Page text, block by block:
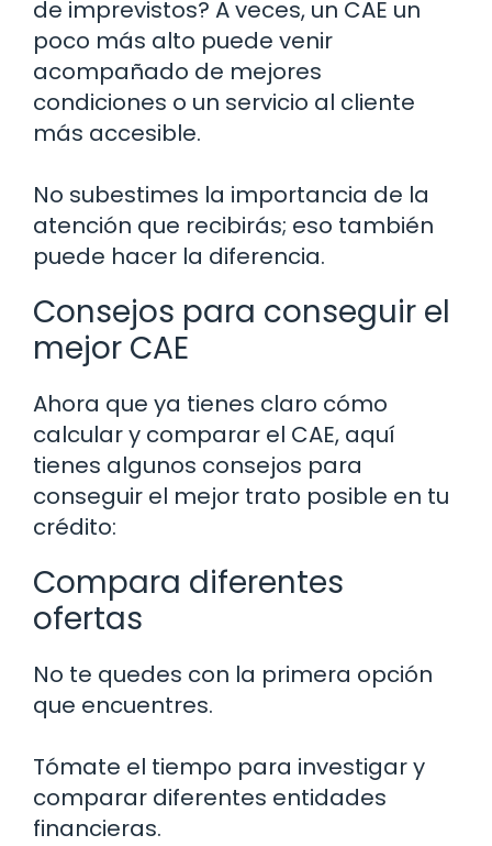
de imprevistos? A veces, un CAE un
poco más alto puede venir
acompañado de mejores
condiciones o un servicio al cliente
más accesible.
No subestimes la importancia de la
atención que recibirás; eso también
puede hacer la diferencia.
Consejos para conseguir el
mejor CAE
Ahora que ya tienes claro cómo
calcular y comparar el CAE, aquí
tienes algunos consejos para
conseguir el mejor trato posible en tu
crédito:
Compara diferentes
ofertas
No te quedes con la primera opción
que encuentres.
Tómate el tiempo para investigar y
comparar diferentes entidades
financieras.